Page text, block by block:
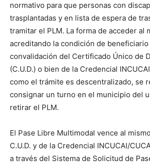
normativo para que personas con
trasplantadas y en lista de espera de
tramitar el PLM. La forma de acceder al
acreditando la condición de
convalidación del Certificado Único de
(C.U.D.) o bien de la Credencial
como el trámite es descentralizado, se
consignar un turno en el municipio del
retirar el PLM.
El Pase Libre Multimodal vence al
C.U.D. y de la Credencial INCUCAI/
a través del Sistema de Solicitud de